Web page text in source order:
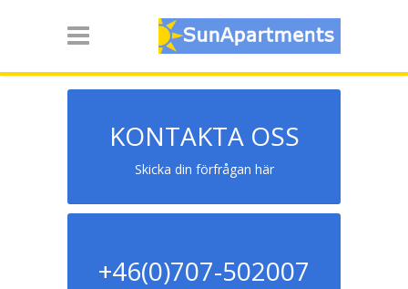
KONTAKTA OSS
Skicka din förfrågan här
+46(0)707-502007